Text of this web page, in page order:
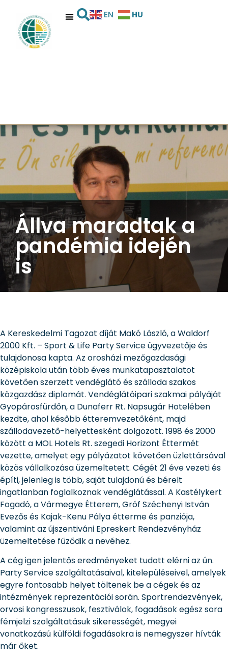
EN HU
Állva maradtak a
pandémia idején
is
A Kereskedelmi Tagozat díját Makó László, a Waldorf
2000 Kft. – Sport & Life Party Service ügyvezetője és
tulajdonosa kapta. Az orosházi mezőgazdasági
középiskola után több éves munkatapasztalatot
követően szerzett vendéglátó és szálloda szakos
közgazdász diplomát. Vendéglátóipari szakmai pályáját
Gyopárosfürdőn, a Dunaferr Rt. Napsugár Hotelében
kezdte, ahol később étteremvezetőként, majd
szállodavezető-helyettesként dolgozott. 1998 és 2000
között a MOL Hotels Rt. szegedi Horizont Éttermét
vezette, amelyet egy pályázatot követően üzlettársával
közös vállalkozása üzemeltetett. Cégét 21 éve vezeti és
építi, jelenleg is több, saját tulajdonú és bérelt
ingatlanban foglalkoznak vendéglátással. A Kastélykert
Fogadó, a Vármegye Étterem, Gróf Széchenyi István
Evezős és Kajak-Kenu Pálya étterme és panziója,
valamint az újszentiváni Epreskert Rendezvényház
üzemeltetése fűződik a nevéhez.
A cég igen jelentős eredményeket tudott elérni az ún.
Party Service szolgáltatásaival, kitelepüléseivel, amelyek
egyre fontosabb helyet töltenek be a cégek és az
intézmények reprezentációi során. Sportrendezvények,
orvosi kongresszusok, fesztiválok, fogadások egész sora
fémjelzi szolgáltatásuk sikerességét, megyei
vonatkozású külföldi fogadásokra is nemegyszer hívták
már őket.